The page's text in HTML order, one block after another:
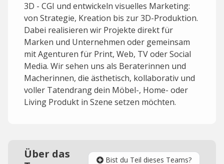
3D - CGI und entwickeln visuelles Marketing:
von Strategie, Kreation bis zur 3D-Produktion.
Dabei realisieren wir Projekte direkt für
Marken und Unternehmen oder gemeinsam
mit Agenturen für Print, Web, TV oder Social
Media. Wir sehen uns als Beraterinnen und
Macherinnen, die ästhetisch, kollaborativ und
voller Tatendrang dein Möbel-, Home- oder
Living Produkt in Szene setzen möchten.
Über das
Bist du Teil dieses Teams?